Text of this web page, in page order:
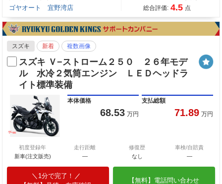
ゴヤオート 宜野湾店
総合評価: 4.5 点
スズキ 新着 複数画像
スズキ Ｖ−ストローム２５０ ２６年モデ
ル 水冷２気筒エンジン ＬＥＤヘッドラ
イト標準装備
本体価格
68.53 万円
支払総額
71.89 万円
初度登録年
新車(注文販売)
走行距離
―
修復歴
なし
車検/自賠責
―
1分で完了！
【無料】電話問い合わせ